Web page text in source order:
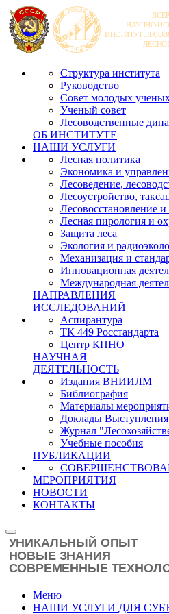
Структура института
Руководство
Совет молодых
Ученый совет
Лесоводственные
ОБ ИНСТИТУТЕ
НАШИ УСЛУГИ
Лесная политика
Экономика и
Лесоведение,
Лесоустройство,
Лесовосстановление и
Лесная пирология и
Защита леса
Экология и
Механизация и
Инновационная
Международная
НАПРАВЛЕНИЯ
ИССЛЕДОВАНИЙ
Аспирантура
ТК 449 Росстандарта
Центр КПНО
НАУЧНАЯ
ДЕЯТЕЛЬНОСТЬ
Издания ВНИИЛМ
Библиография
Материалы
Доклады
Журнал
Учебные пособия
ПУБЛИКАЦИИ
МЕРОПРИЯТИЯ
НОВОСТИ
КОНТАКТЫ
Меню
НАШИ УСЛУГИ ДЛЯ